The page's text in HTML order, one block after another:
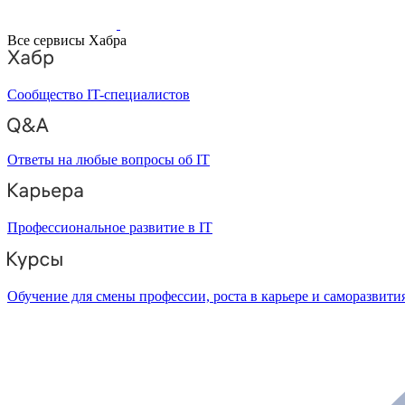
Все сервисы Хабра
Сообщество IT-специалистов
Ответы на любые вопросы об IT
Профессиональное развитие в IT
Обучение для смены профессии, роста в карьере и